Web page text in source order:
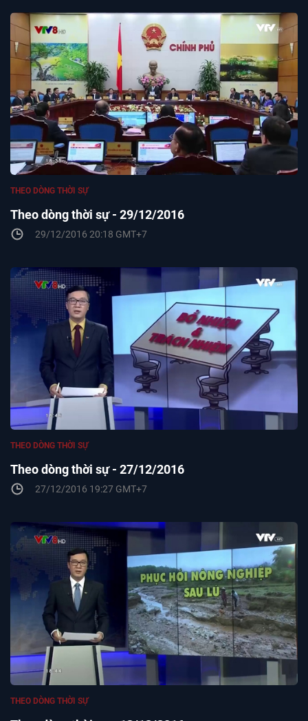
Theo dòng thời sự - 29/12/2016
THEO DÒNG THỜI SỰ
29/12/2016 20:18 GMT+7
Theo dòng thời sự - 27/12/2016
THEO DÒNG THỜI SỰ
27/12/2016 19:27 GMT+7
THEO DÒNG THỜI SỰ